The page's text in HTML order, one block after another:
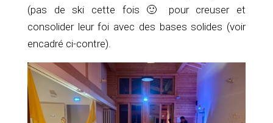
(pas de ski cette fois 🙂 pour creuser et
consolider leur foi avec des bases solides (voir
encadré ci-contre).